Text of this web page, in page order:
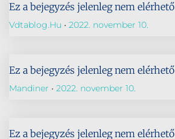
Ez a bejegyzés jelenleg nem elérhető
Vdtablog.hu 2022. november 10.
Ez a bejegyzés jelenleg nem elérhető
Mandiner 2022. november 10.
Ez a bejegyzés jelenleg nem elérhető